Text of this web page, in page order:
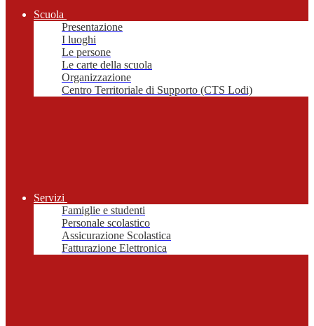
Scuola
Presentazione
I luoghi
Le persone
Le carte della scuola
Organizzazione
Centro Territoriale di Supporto (CTS Lodi)
Servizi
Famiglie e studenti
Personale scolastico
Assicurazione Scolastica
Fatturazione Elettronica